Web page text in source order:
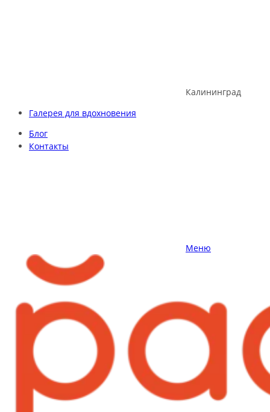
Калининград
Галерея для вдохновения
Блог
Контакты
Меню